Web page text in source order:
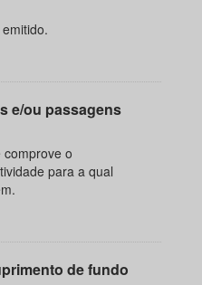
e/ou passagens
o
para a qual
de fundo